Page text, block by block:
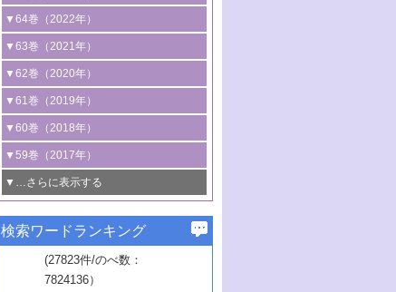
3号 有機分子変換やCO 資源化のための
光触媒に関する最近の研究
B号 第137回触媒討論会（2026年）
2号 水素製造のための水分解技術に関す
る最近の研究
3号 オレフィン系樹脂の精密合成に関す
る最新技術
4号 アルコール類の効率的変換を実現す
る非貴金属触媒の研究動向
5号 ゼオライトの合成と応用における研
究動向
6号 ヘテロ接合界面
B号 第135回触媒討論会（2025年）
2号 規制反応場を活用した固体触媒研究
の新展開
3号 未踏分子変換を目指した酸化触媒プ
ロセスの最前線
4号 シンクロトロン放射光および中性子
線を利用した触媒解析技術の最先端
5号 単原子触媒
6号 参照触媒委員会からのお知らせ
B号 第133回触媒討論会（2023年）
1号 炭素が関わる触媒機能
2号 プラスチックケミカルリサイクルの
ための触媒技術
3号 非酸化物系金属化合物を基盤とした
触媒材料の開発
4号 格子酸素・格子酸素欠陥を利用した
触媒反応
5号 生体触媒によるエネルギー変換反応
6号 窒素とリンの循環のための触媒・機
能性材料
▼64巻（2022年）
1号 合成ガス製造とCOを用いるケミカル
ズ合成の最新動向
2号 化学品合成のための合金触媒開発
3号 CO の排出削減および有効活用のた
めの触媒技術
4号 若手による情報発信企画～とびたて
若き触媒の研究者たち～（1）
若き触媒の研究者たち～（2）
6号 石油のノーブル・ユースを志向した
触媒技術
▼63巻（2021年）
1号 金触媒の新展開
2号 ペロブスカイト
3号 特殊反応場を利用した触媒的分子変
換反応
4号 多孔質材料を用いた触媒の新展開
5号 情報学的手法を用いた触媒開発
6号 カーボンニュートラルに向けた電解
技術
B号 第127回触媒討論会（2021年・オン
ライン開催(Zoom)のみ）
▼62巻（2020年）
1号 触媒設計を拓く欠陥構造のキャラク
タリゼーション
2号 機能化学品製造に資するクリーンな
触媒的酸化反応
3号 水処理のための触媒化学
4号 光触媒を用いた水分解の最新の研究
動向
5号 次世代の触媒プロセスを支えるマイ
▼61巻（2019年）
1号 物質移動制御に着目した触媒プロセ
ス開発
2号 CO2 フリー水素サプライチェーンに
関わる触媒開発動向
3号 精密高分子合成に関する最近の研究
動向
4号 バイオマス化成品製造のための触媒
▼60巻（2018年）
1号 固体酸触媒の最新の研究動向
2号 二酸化炭素からの有用化学品合成
3号 ナノ粒子・クラスター触媒の最前線
4号 60周年記念企画
5号 進化するゼオライト合成技術
6号 非貴金属系触媒における電気化学的
▼59巻（2017年）
1号 いたるところに，触媒
最先端技術
3号 無機分離膜材料の開発と触媒反応プ
ロセスへの適用
▼…さらに表示する
1号 ユニークな構造の高分子を生み出す触
2号 リグニンからの化成品製造に向けた触
▼57巻（2015年）
1号 水素キャリアにかかわる触媒技術の新
▼56巻（2014年）
検索ワードランキング
(27823件/のべ数：
7824136）